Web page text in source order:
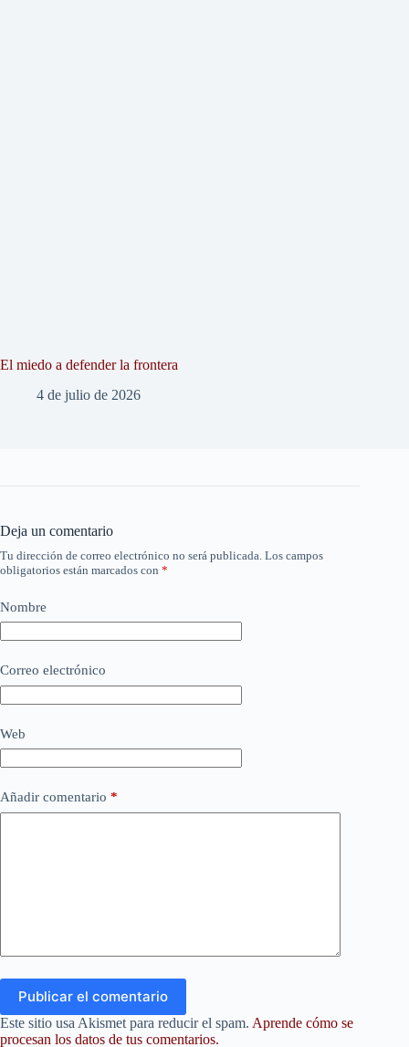
El miedo a defender la frontera
4 de julio de 2026
Deja un comentario
Tu dirección de correo electrónico no será publicada. Los campos
obligatorios están marcados con *
Nombre
Correo electrónico
Web
Añadir comentario *
Publicar el comentario
Este sitio usa Akismet para reducir el spam. Aprende cómo se
procesan los datos de tus comentarios.